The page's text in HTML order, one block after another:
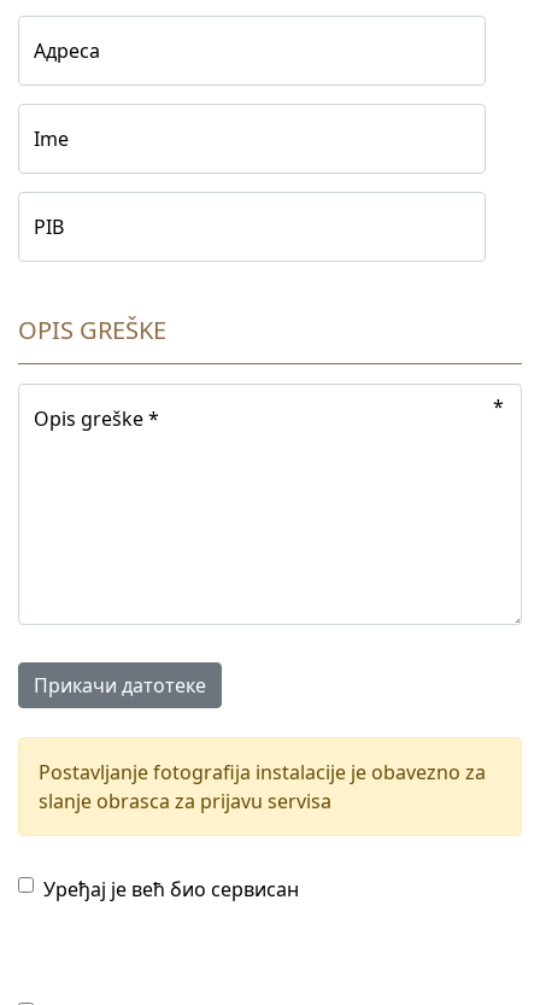
Адреса
Ime
PIB
OPIS GREŠKE
Opis greške *
Прикачи датотеке
Postavljanje fotografija instalacije je obavezno za
slanje obrasca za prijavu servisa
Уређај је већ био сервисан